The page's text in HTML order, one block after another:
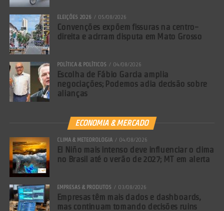
ELEIÇÕES 2026 05/08/2026
Convenções expõem fissuras na centro-
direita e acirram disputa em Mato Grosso
POLÍTICA & POLÍTICOS 04/08/2026
Escolha de Fábio Garcia amplia
negociações; Podemos adia decisão sobre
alianças
ECONOMIA & MERCADO
CLIMA & METEOROLOGIA 04/08/2026
El Niño mais intenso deve influenciar o clima
no Brasil até o verão de 2027; MT em alerta
EMPRESAS & PRODUTOS 03/08/2026
Empresas têm mais dados e dashboards,
mas continuam tomando decisões ruins